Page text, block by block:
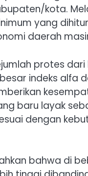
kota.
yang
daerah
protes
indeks alfa
baru layak
dengan
bahwa di